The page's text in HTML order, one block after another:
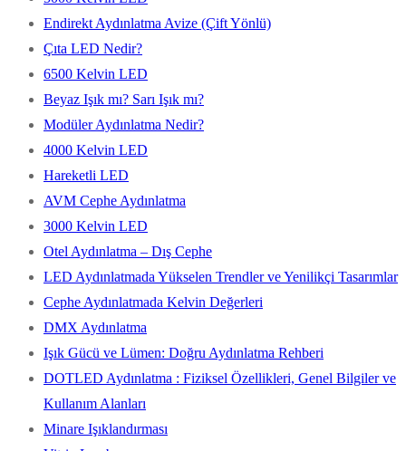
Endirekt Aydınlatma Avize (Çift Yönlü)
Çıta LED Nedir?
6500 Kelvin LED
Beyaz Işık mı? Sarı Işık mı?
Modüler Aydınlatma Nedir?
4000 Kelvin LED
Hareketli LED
AVM Cephe Aydınlatma
3000 Kelvin LED
Otel Aydınlatma – Dış Cephe
LED Aydınlatmada Yükselen Trendler ve Yenilikçi Tasarımlar
Cephe Aydınlatmada Kelvin Değerleri
DMX Aydınlatma
Işık Gücü ve Lümen: Doğru Aydınlatma Rehberi
DOTLED Aydınlatma : Fiziksel Özellikleri, Genel Bilgiler ve
Kullanım Alanları
Minare Işıklandırması